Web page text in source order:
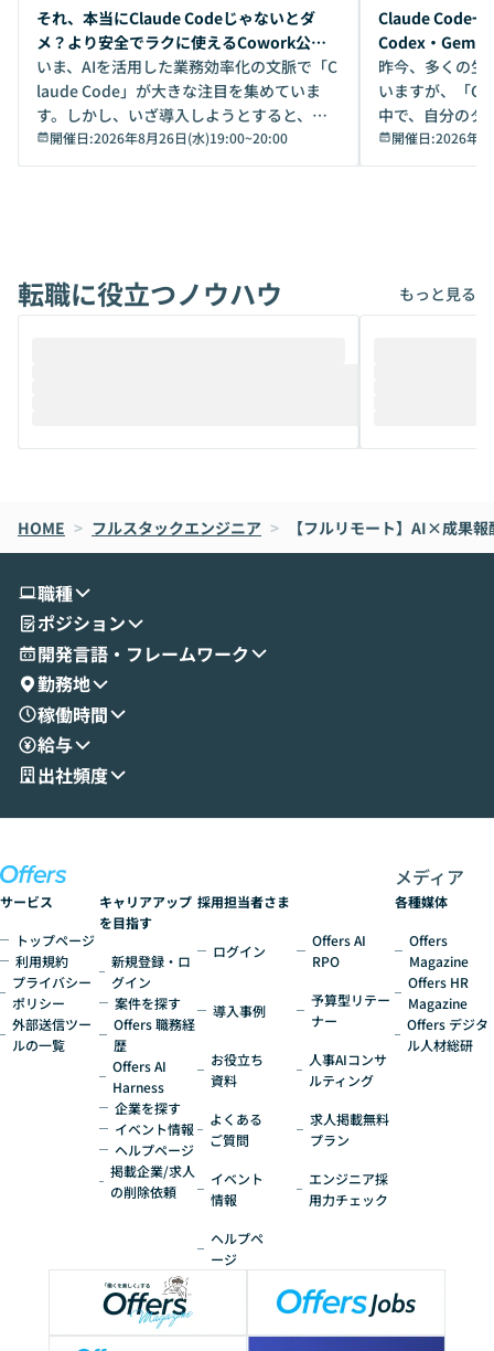
開催前
それ、本当にClaude Codeじゃないとダ
メ？より安全でラクに使えるCowork公開
デモ
いま、AIを活用した業務効率化の文脈で「C
laude Code」が大きな注目を集めていま
す。しかし、いざ導入しようとすると、セ
キュリティ面の懸念や権限管理のハードル
から、気軽に使えないケースも多いのでは
けでなく、想像以上の範囲まで自動化でき
ることは、まだあまり知られていません。
メルカリでの判断基準をもとに「なぜClau
oworkの基本的な機能をご紹介いただきま
す。 続く公開デモでは、実際にCoworkを
せいただきます。数分でワークフローが完
成する手軽さや、Gmail等の外部サービス
とセキュアに連携できるポイントなど、実
演を通じて具体的なイメージをお届けしま
す。 後半のディスカッションでは、セキュ
リティの考え方や社内導入の進め方など、
現場目線でさらに深掘りしていきます。
「自分の業務をAIで自動化してみたいけ
いう方にこそ参加いただきたいイベントで
開催日:2026年8月26日(水)19:00~20:00
開催前
Claude Code一
Codex・
昨今、多くの生
いますが、「
中で、自分のタ
いいのか」を自
か？ 「なんとなく誰かが良いと言っていた
は、評判では
ているAIを選ぶこ
それぞれの本当
は、LLMのフル
ント構築の最前
開催日:2026年8
転職に役立つノウハウ もっと見る
HOME > フルスタックエンジニア > 【フルリモート】AI×成果
職種
ポジション
開発言語・フレームワーク
勤務地
稼働時間
給与
出社頻度
サービス
トップページ
利用規約
プライバシー
ポリシー
外部送信ツー
ルの一覧
キャリアアップ
を目指す
新規登録・ロ
グイン
案件を探す
Offers 職務経
歴
Offers AI
Harness
企業を探す
イベント情報
ヘルプページ
掲載企業/求人
の削除依頼
採用担当者さま
ログイン
導入事例
お役立ち
資料
よくある
ご質問
イベント
情報
ヘルプペ
ージ
Offers AI
RPO
予算型リテー
ナー
人事AIコンサ
ルティング
求人掲載無料
プラン
エンジニア採
用力チェック
メディア
各種媒体
Offers
Magazine
Offers HR
Magazine
Offers デジタ
ル人材総研